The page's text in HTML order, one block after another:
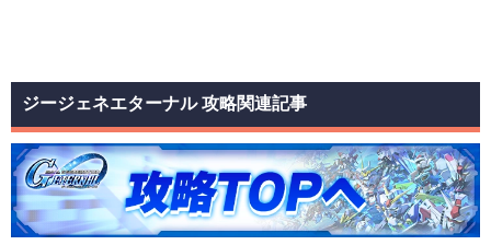
ジージェネエターナル 攻略関連記事